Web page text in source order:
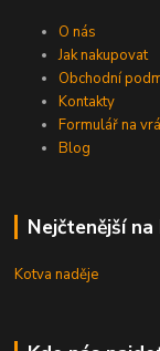
O nás
Jak nakupovat
Obchodní
Kontakty
Formulář na
Blog
Nejčtenější
Kotva naděje